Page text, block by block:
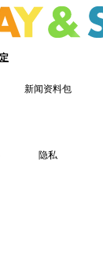
新闻资料包
隐私